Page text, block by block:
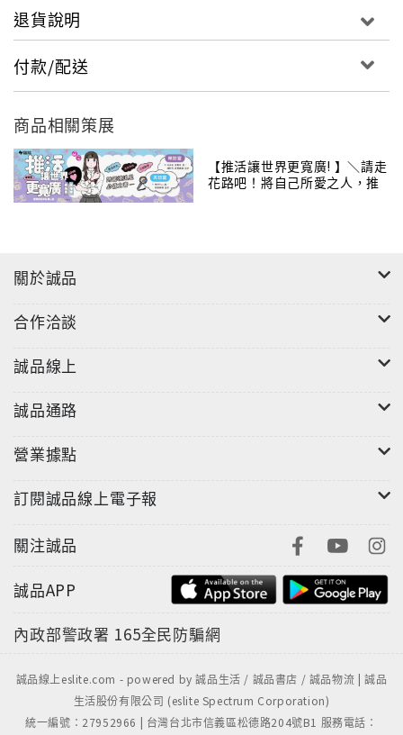
【EXO】的團名由來，源自於表示太陽系外行星
「EXOPLANET」的前三個英文字母，代表他們是誕生
於未知外星系的新星之意。EXO的團員總共為十二人，
依年齡高低排行分別是，XIUMIN、LUHAN、KRIS、
SUHO、LAY、BAEKHYUN、CHEN、CHANYEOL、
D.O.、TAO、KAI以及年紀最小的忙內SEHUN。
退貨說明
付款/配送
商品相關策展
【推活讓世界更寬廣! 】＼請走
花路吧！將自己所愛之人，推
關於誠品
合作洽談
誠品線上
誠品通路
營業據點
訂閱誠品線上電子報
關注誠品
誠品APP
內政部警政署 165全民防騙網
誠品線上eslite.com - powered by 誠品生活 / 誠品書店 / 誠品物流 | 誠品
生活股份有限公司 (eslite Spectrum Corporation)
統一編號：27952966 | 台灣台北市信義區松德路204號B1 服務電話：